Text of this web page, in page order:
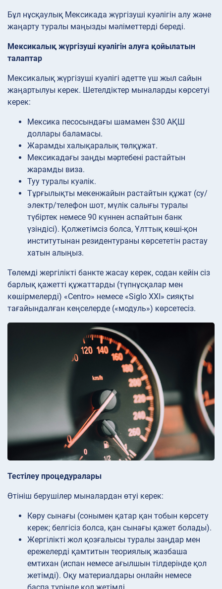
Бұл нұсқаулық Мексикада жүргізуші куәлігін алу және
жаңарту туралы маңызды мәліметтерді береді.
Мексикалық жүргізуші куәлігін алуға қойылатын
талаптар
Мексикалық жүргізуші куәлігі әдетте үш жыл сайын
жаңартылуы керек. Шетелдіктер мыналарды көрсетуі
керек:
Мексика песосындағы шамамен $30 АҚШ
доллары баламасы.
Жарамды халықаралық төлқұжат.
Мексикадағы заңды мәртебені растайтын
жарамды виза.
Туу туралы куәлік.
Тұрғылықты мекенжайын растайтын құжат (су/
электр/телефон шот, мүлік салығы туралы
түбіртек немесе 90 күннен аспайтын банк
үзіндісі). Қолжетімсіз болса, Ұлттық көші-қон
институтынан резидентураны көрсететін растау
хатын алыңыз.
Төлемді жергілікті банкте жасау керек, содан кейін сіз
барлық қажетті құжаттарды (түпнұсқалар мен
көшірмелерді) «Centro» немесе «Siglo XXI» сияқты
тағайындалған кеңселерде («модуль») көрсетесіз.
Тестілеу процедуралары
Өтініш берушілер мыналардан өтуі керек:
Көру сынағы (сонымен қатар қан тобын көрсету
керек; белгісіз болса, қан сынағы қажет болады).
Жергілікті жол қозғалысы туралы заңдар мен
ережелерді қамтитын теориялық жазбаша
емтихан (испан немесе ағылшын тілдерінде қол
жетімді). Оқу материалдары онлайн немесе